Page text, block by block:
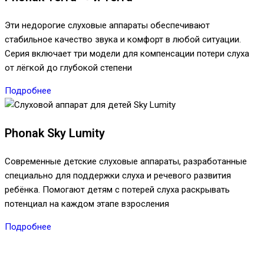
Эти недорогие слуховые аппараты обеспечивают
стабильное качество звука и комфорт в любой ситуации.
Серия включает три модели для компенсации потери слуха
от лёгкой до глубокой степени
Подробнее
Phonak Sky Lumity
Современные детские слуховые аппараты, разработанные
специально для поддержки слуха и речевого развития
ребёнка. Помогают детям с потерей слуха раскрывать
потенциал на каждом этапе взросления
Подробнее